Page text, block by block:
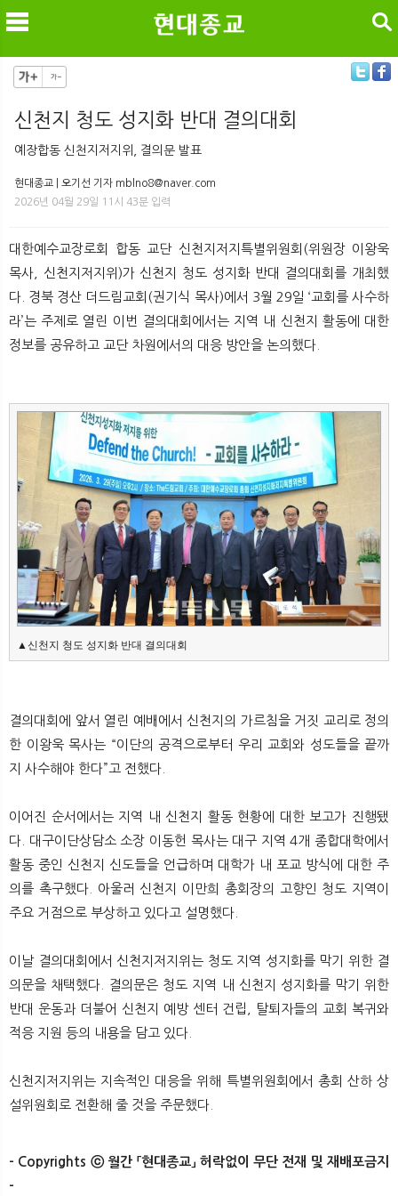
메
뉴 색
검색
신천지 청도 성지화 반대 결의대회
예장합동 신천지저지위, 결의문 발표
현대종교 | 오기선 기자 mblno8@naver.com
2026년 04월 29일 11시 43분 입력
대한예수교장로회 합동 교단 신천지저지특별위원회(위원장 이왕욱
목사, 신천지저지위)가 신천지 청도 성지화 반대 결의대회를 개최했
다. 경북 경산 더드림교회(권기식 목사)에서 3월 29일 ‘교회를 사수하
라’는 주제로 열린 이번 결의대회에서는 지역 내 신천지 활동에 대한
정보를 공유하고 교단 차원에서의 대응 방안을 논의했다.
▲신천지 청도 성지화 반대 결의대회
결의대회에 앞서 열린 예배에서 신천지의 가르침을 거짓 교리로 정의
한 이왕욱 목사는 “이단의 공격으로부터 우리 교회와 성도들을 끝까
지 사수해야 한다”고 전했다.
이어진 순서에서는 지역 내 신천지 활동 현황에 대한 보고가 진행됐
다. 대구이단상담소 소장 이동헌 목사는 대구 지역 4개 종합대학에서
활동 중인 신천지 신도들을 언급하며 대학가 내 포교 방식에 대한 주
의를 촉구했다. 아울러 신천지 이만희 총회장의 고향인 청도 지역이
주요 거점으로 부상하고 있다고 설명했다.
이날 결의대회에서 신천지저지위는 청도 지역 성지화를 막기 위한 결
의문을 채택했다. 결의문은 청도 지역 내 신천지 성지화를 막기 위한
반대 운동과 더불어 신천지 예방 센터 건립, 탈퇴자들의 교회 복귀와
적응 지원 등의 내용을 담고 있다.
신천지저지위는 지속적인 대응을 위해 특별위원회에서 총회 산하 상
설위원회로 전환해 줄 것을 주문했다.
- Copyrights ⓒ 월간 「현대종교」 허락없이 무단 전재 및 재배포금지
-